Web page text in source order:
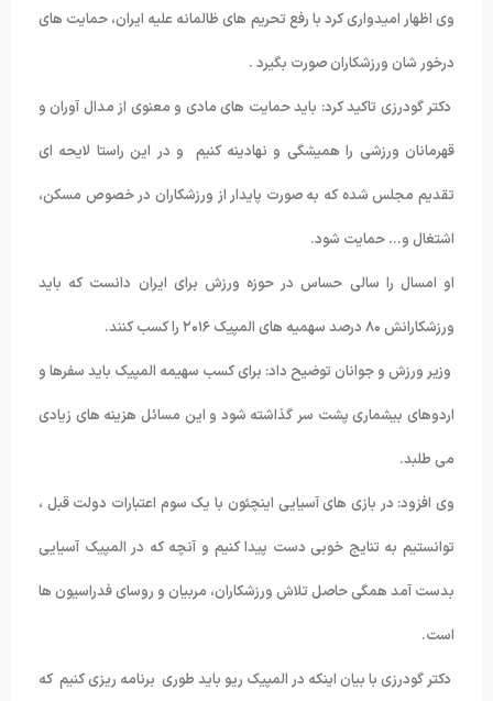
وی اظهار امیدواری کرد با رفع تحریم های ظالمانه علیه ایران، حمایت های
درخور شان ورزشکاران صورت بگیرد .
دکتر گودرزی تاکید کرد: باید حمایت های مادی و معنوی از مدال آوران و
قهرمانان ورزشی را همیشگی و نهادینه کنیم و در این راستا لایحه ای
تقدیم مجلس شده که به صورت پایدار از ورزشکاران در خصوص مسکن،
اشتغال و… حمایت شود.
او امسال را سالی حساس در حوزه ورزش برای ایران دانست که باید
ورزشکارانش ۸۰ درصد سهمیه های المپیک ۲۰۱۶ را کسب کنند.
وزیر ورزش و جوانان توضیح داد: برای کسب سهیمه المپیک باید سفرها و
اردوهای بیشماری پشت سر گذاشته شود و این مسائل هزینه های زیادی
می طلبد.
وی افزود: در بازی های آسیایی اینچئون با یک سوم اعتبارات دولت قبل ،
توانستیم به تنایج خوبی دست پیدا کنیم و آنچه که در المپیک آسیایی
بدست آمد همگی حاصل تلاش ورزشکاران، مربیان و روسای فدراسیون ها
است.
دکتر گودرزی با بیان اینکه در المپیک ریو باید طوری برنامه ریزی کنیم که